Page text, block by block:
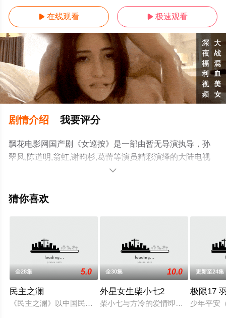
 在线观看  极速观看
剧情介绍 我要评分
飘花电影网国产剧《女巡按》是一部由暂无导演执导，孙
翠凤,陈道明,翁虹,谢昀杉,葛蕾等演员精彩演绎的大陆电视
剧，大结局剧情已揭晓（1-46全集），手机免费观看高清
免费观看，更多剧情信息可移步至豆瓣电视剧、电视猫或

猜你喜欢
全28集 5.0
民主之澜
《民主之澜》以中国民主同盟原主席、中华人民共和国第一届
全30集 10.0
外星女生柴小七2
柴小七与方冷的爱情即将圆满却又再
更新至24集
极限17
少年平安